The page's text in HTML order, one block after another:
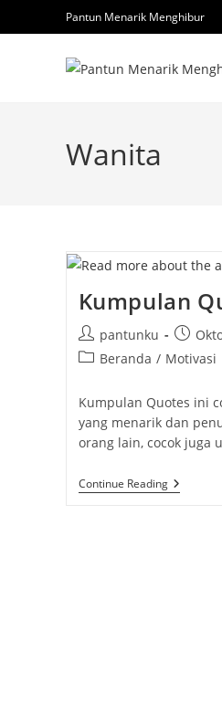
to
Pantun Menarik Menghibur
Wanita
Kumpulan
Post
author:
pantunku
Post
PostBeranda / Motivasi
Kumpulan Quotes ini
yang menarik dan
orang lain, cocok juga
Continue ReadingKumpulan
Quotes